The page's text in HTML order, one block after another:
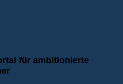
für ambitionierte